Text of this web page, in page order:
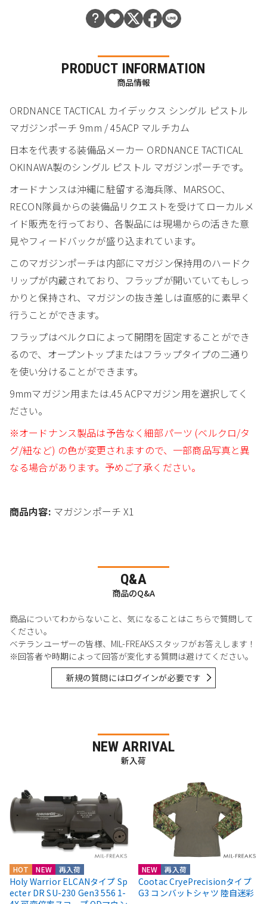
PRODUCT INFORMATION
商品情報
ORDNANCE TACTICAL カイデックス シングル ピストル
マガジンポーチ 9mm / 45ACP マルチカム
日本を代表する装備品メーカー ORDNANCE TACTICAL
OKINAWA製のシングル ピストル マガジンポーチです。
オードナンスは沖縄に駐留する海兵隊、MARSOC、
RECON隊員からの装備品リクエストを受けてローカルメ
イド販売を行っており、各製品には現場からの活きた意
見やフィードバックが盛り込まれています。
このマガジンポーチは内部にマガジン保持用のハードク
リップが内蔵されており、フラップが開いていてもしっ
かりと保持され、マガジンの抜き差しは直感的に素早く
行うことができます。
フラップはベルクロによって開閉を固定することができ
るので、オープントップまたはフラップタイプの二通り
を使い分けることができます。
9mmマガジン用または.45 ACPマガジン用を選択してく
ださい。
※オードナンス製品は予告なく細部パーツ (ベルクロ/タ
グ/紐など) の色が変更されますので、一部商品写真と異
なる場合があります。予めご了承ください。
商品内容: マガジンポーチ X1
Q&A
商品のQ&A
商品についてわからないこと、気になることはこちらで質問して
ください。
ベテランユーザーの皆様、MIL-FREAKSスタッフがお答えします！
※回答者や時期によって回答が変化する質問は避けてください。
新規の質問にはログインが必要です
NEW ARRIVAL
新入荷
HOT NEW 再入荷
Holy Warrior ELCANタイプ Sp
ecter DR SU-230 Gen3 556 1-
NEW 再入荷
Cootac CryePrecisionタイプ
G3 コンバットシャツ 陸自迷彩